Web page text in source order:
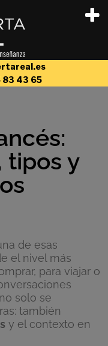
tipos y
de esas
el nivel más
para viajar o
solo se
también
y el contexto en
83 43 65